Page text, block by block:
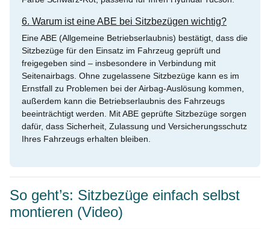
6. Warum ist eine ABE bei Sitzbezügen wichtig?
Eine ABE (Allgemeine Betriebserlaubnis) bestätigt, dass die
Sitzbezüge für den Einsatz im Fahrzeug geprüft und
freigegeben sind – insbesondere in Verbindung mit
Seitenairbags. Ohne zugelassene Sitzbezüge kann es im
Ernstfall zu Problemen bei der Airbag-Auslösung kommen,
außerdem kann die Betriebserlaubnis des Fahrzeugs
beeinträchtigt werden. Mit ABE geprüfte Sitzbezüge sorgen
dafür, dass Sicherheit, Zulassung und Versicherungsschutz
Ihres Fahrzeugs erhalten bleiben.
So geht’s: Sitzbezüge einfach selbst
montieren (Video)